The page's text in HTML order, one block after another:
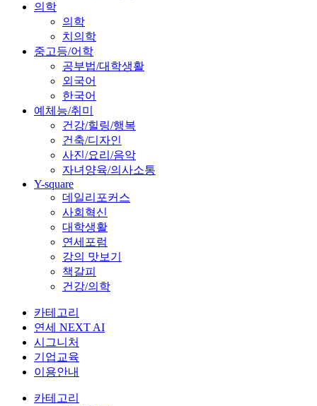
의학
의학
치의학
중고등/어학
공부법/대학생활
외국어
한국어
예체능/취미
건강/힐링/행복
건축/디자인
사진/요리/음악
자녀양육/의사소통
Y-square
데일리포커스
사회혁신
대학생활
연세포럼
강의 맛보기
책갈피
건강/의학
카테고리
연세 NEXT AI
시그니처
기업교육
이용안내
카테고리